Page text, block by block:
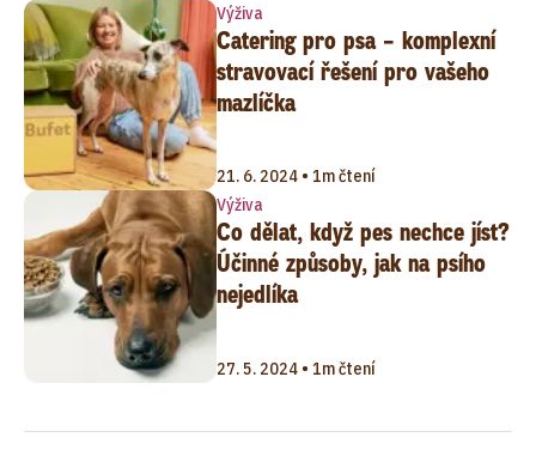
Výživa
Catering pro psa – komplexní
stravovací řešení pro vašeho
mazlíčka
21. 6. 2024 • 1m čtení
Výživa
Co dělat, když pes nechce jíst?
Účinné způsoby, jak na psího
nejedlíka
27. 5. 2024 • 1m čtení